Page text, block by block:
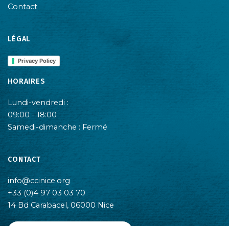
Contact
LÉGAL
Privacy Policy
HORAIRES
Lundi-vendredi :
09:00 - 18:00
Samedi-dimanche : Fermé
CONTACT
info@ccinice.org
+33 (0)4 97 03 03 70
14 Bd Carabacel, 06000 Nice